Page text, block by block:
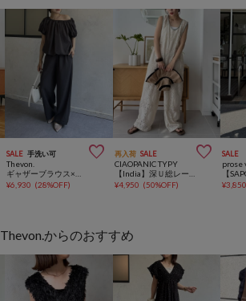
SALE 手洗い可 
Thevon.
¥6,930 (28%OFF)
再入荷 SALE 
CIAOPANIC TYPY
¥4,950 (50%OFF)
SALE
prose
¥
Thevon.からのおすすめ